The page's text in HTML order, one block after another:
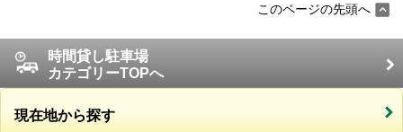
このページの先頭へ
時間貸し駐車場
カテゴリーTOPへ
現在地から探す